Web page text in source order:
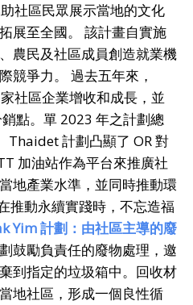
社區民眾展示當地的文化
展至全國。 該計畫自實施
農民及社區成員創造就業機
競爭力。 過去五年來，
社區企業增收和成長，並
點。單 2023 年之計劃總
Thaidet 計劃凸顯了 OR 對
加油站作為平台來推廣社
地產業水準，並同時推動環
推動永續實踐時，不忘造福
Yim計劃：由社區主導的廢
鼓勵負責任的廢物處理，邀
到指定的垃圾箱中。回收材
地社區，形成一個良性循